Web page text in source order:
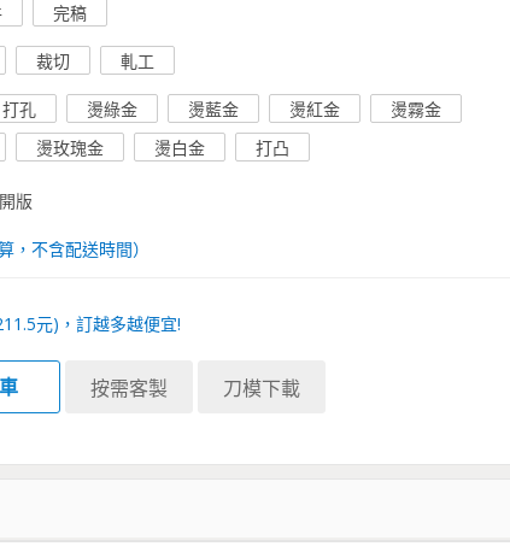
完稿
裁切 軋工
打孔 燙綠金 燙藍金 燙紅金
燙霧金
燙玫瑰金 燙白金 打凸
版
，不含配送時間）
元)，訂越多越便宜!
按需客製 刀模下載